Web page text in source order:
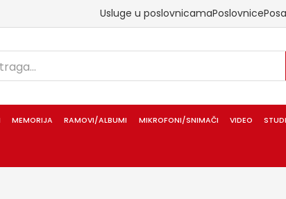
Usluge u poslovnicamaPoslovnice
MEMORIJA RAMOVI/ALBUMI MIKROFONI/SNIMAČI VIDEO